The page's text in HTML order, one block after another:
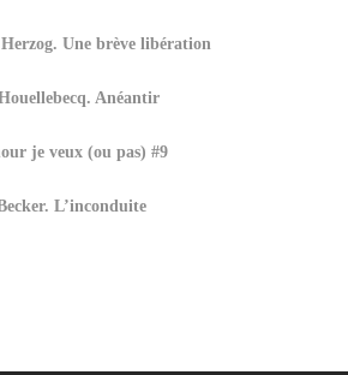
Une brève libération
Anéantir
je veux (ou pas) #9
L’inconduite